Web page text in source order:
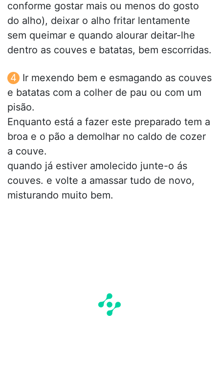
conforme gostar mais ou menos do gosto
do alho), deixar o alho fritar lentamente
sem queimar e quando alourar deitar-lhe
dentro as couves e batatas, bem escorridas.
Ir mexendo bem e esmagando as couves
e batatas com a colher de pau ou com um
pisão.
Enquanto está a fazer este preparado tem a
broa e o pão a demolhar no caldo de cozer
a couve.
quando já estiver amolecido junte-o ás
couves. e volte a amassar tudo de novo,
misturando muito bem.